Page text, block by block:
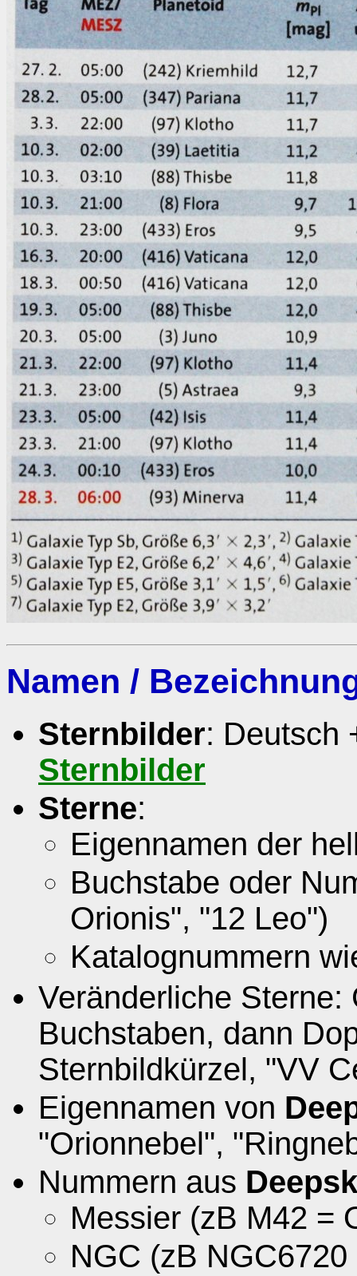
Namen /
Sternbilder: Deutsch
Sternbilder
Sterne:
Eigennamen der
Buchstabe oder
Orionis", "12 Leo")
Katalognummern
Veränderliche Sterne:
Buchstaben, dann
Sternbildkürzel, "VV
Eigennamen von
"Orionnebel",
Nummern aus
Messier (zB M42 =
NGC (zB